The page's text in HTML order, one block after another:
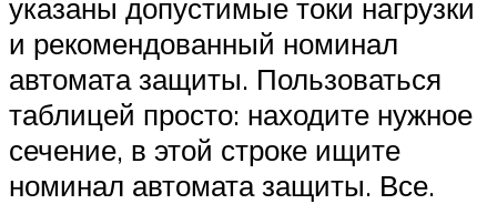
указаны допустимые токи нагрузки
и рекомендованный номинал
автомата защиты. Пользоваться
таблицей просто: находите нужное
сечение, в этой строке ищите
номинал автомата защиты. Все.